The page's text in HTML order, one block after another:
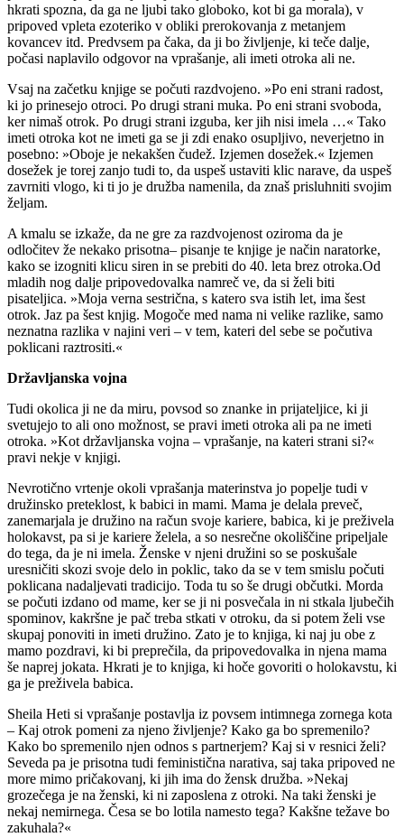
hkrati spozna, da ga ne ljubi tako globoko, kot bi ga morala), v
pripoved vpleta ezoteriko v obliki prerokovanja z metanjem
kovancev itd. Predvsem pa čaka, da ji bo življenje, ki teče dalje,
počasi naplavilo odgovor na vprašanje, ali imeti otroka ali ne.
Vsaj na začetku knjige se počuti razdvojeno. »Po eni strani radost,
ki jo prinesejo otroci. Po drugi strani muka. Po eni strani svoboda,
ker nimaš otrok. Po drugi strani izguba, ker jih nisi imela …« Tako
imeti otroka kot ne imeti ga se ji zdi enako osupljivo, neverjetno in
posebno: »Oboje je nekakšen čudež. Izjemen dosežek.« Izjemen
dosežek je torej zanjo tudi to, da uspeš ustaviti klic narave, da uspeš
zavrniti vlogo, ki ti jo je družba namenila, da znaš prisluhniti svojim
željam.
A kmalu se izkaže, da ne gre za razdvojenost oziroma da je
odločitev že nekako prisotna– pisanje te knjige je način naratorke,
kako se izogniti klicu siren in se prebiti do 40. leta brez otroka.Od
mladih nog dalje pripovedovalka namreč ve, da si želi biti
pisateljica. »Moja verna sestrična, s katero sva istih let, ima šest
otrok. Jaz pa šest knjig. Mogoče med nama ni velike razlike, samo
neznatna razlika v najini veri – v tem, kateri del sebe se počutiva
poklicani raztrositi.«
Državljanska vojna
Tudi okolica ji ne da miru, povsod so znanke in prijateljice, ki ji
svetujejo to ali ono možnost, se pravi imeti otroka ali pa ne imeti
otroka. »Kot državljanska vojna – vprašanje, na kateri strani si?«
pravi nekje v knjigi.
Nevrotično vrtenje okoli vprašanja materinstva jo popelje tudi v
družinsko preteklost, k babici in mami. Mama je delala preveč,
zanemarjala je družino na račun svoje kariere, babica, ki je preživela
holokavst, pa si je kariere želela, a so nesrečne okoliščine pripeljale
do tega, da je ni imela. Ženske v njeni družini so se poskušale
uresničiti skozi svoje delo in poklic, tako da se v tem smislu počuti
poklicana nadaljevati tradicijo. Toda tu so še drugi občutki. Morda
se počuti izdano od mame, ker se ji ni posvečala in ni stkala ljubečih
spominov, kakršne je pač treba stkati v otroku, da si potem želi vse
skupaj ponoviti in imeti družino. Zato je to knjiga, ki naj ju obe z
mamo pozdravi, ki bi preprečila, da pripovedovalka in njena mama
še naprej jokata. Hkrati je to knjiga, ki hoče govoriti o holokavstu, ki
ga je preživela babica.
Sheila Heti si vprašanje postavlja iz povsem intimnega zornega kota
– Kaj otrok pomeni za njeno življenje? Kako ga bo spremenilo?
Kako bo spremenilo njen odnos s partnerjem? Kaj si v resnici želi?
Seveda pa je prisotna tudi feministična narativa, saj taka pripoved ne
more mimo pričakovanj, ki jih ima do žensk družba. »Nekaj
grozečega je na ženski, ki ni zaposlena z otroki. Na taki ženski je
nekaj nemirnega. Česa se bo lotila namesto tega? Kakšne težave bo
zakuhala?«